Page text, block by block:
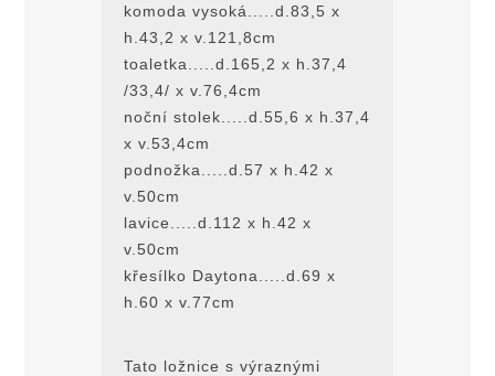
komoda vysoká.....d.83,5 x
h.43,2 x v.121,8cm
toaletka.....d.165,2 x h.37,4
/33,4/ x v.76,4cm
noční stolek.....d.55,6 x h.37,4
x v.53,4cm
podnožka.....d.57 x h.42 x
v.50cm
lavice.....d.112 x h.42 x
v.50cm
křesílko Daytona.....d.69 x
h.60 x v.77cm
Tato ložnice s výraznými